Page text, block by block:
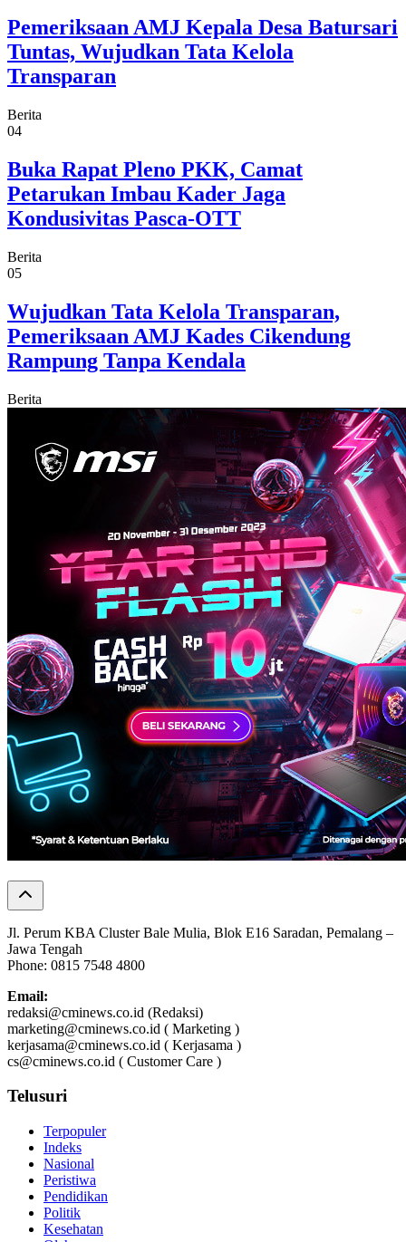
Pemeriksaan AMJ Kepala Desa Batursari
Tuntas, Wujudkan Tata Kelola
Transparan
Berita
04
Buka Rapat Pleno PKK, Camat
Petarukan Imbau Kader Jaga
Kondusivitas Pasca-OTT
Berita
05
Wujudkan Tata Kelola Transparan,
Pemeriksaan AMJ Kades Cikendung
Rampung Tanpa Kendala
Berita
Jl. Perum KBA Cluster Bale Mulia, Blok E16 Saradan, Pemalang –
Jawa Tengah
Phone: 0815 7548 4800
Email:
redaksi@cminews.co.id (Redaksi)
marketing@cminews.co.id ( Marketing )
kerjasama@cminews.co.id ( Kerjasama )
cs@cminews.co.id ( Customer Care )
Telusuri
Terpopuler
Indeks
Nasional
Peristiwa
Pendidikan
Politik
Kesehatan